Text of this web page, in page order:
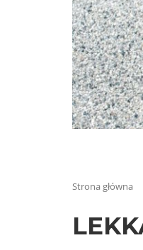
Strona główna